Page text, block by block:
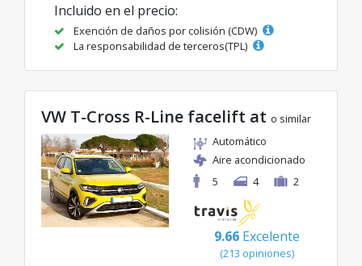
Incluido en el precio:
Exención de daños por colisión (CDW)
La responsabilidad de terceros(TPL)
VW T-Cross R-Line facelift at o similar
Automático
Aire acondicionado
5
4 2
9.66 Excelente
(213 opiniones)